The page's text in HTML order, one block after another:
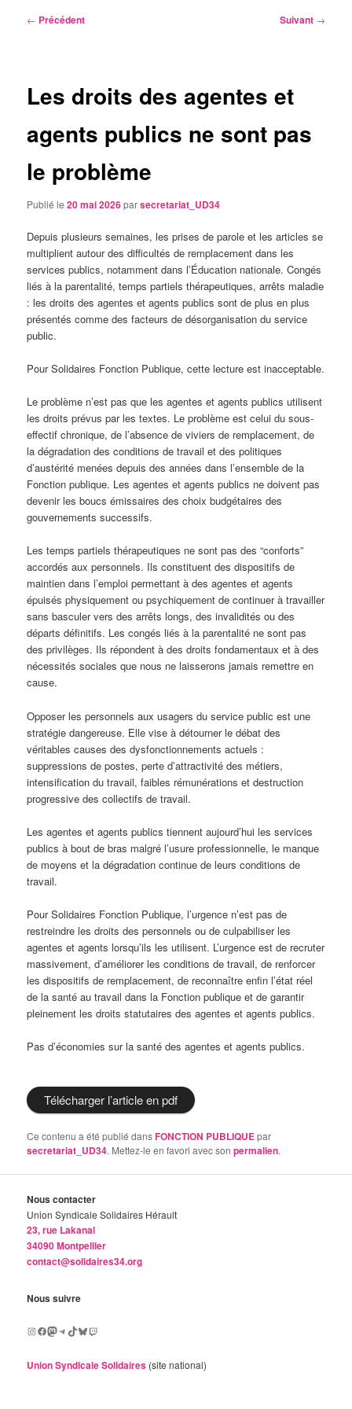
Navigation
← Précédent Suivant →
Les droits des agentes et
agents publics ne sont pas
le problème
Publié le20 mai 2026parsecretariat_UD34
Depuis plusieurs semaines, les prises de parole et les articles se
multiplient autour des difficultés de remplacement dans les
services publics, notamment dans l’Éducation nationale. Congés
liés à la parentalité, temps partiels thérapeutiques, arrêts maladie
: les droits des agentes et agents publics sont de plus en plus
présentés comme des facteurs de désorganisation du service
public.
Pour Solidaires Fonction Publique, cette lecture est inacceptable.
Le problème n’est pas que les agentes et agents publics utilisent
les droits prévus par les textes. Le problème est celui du sous-
effectif chronique, de l’absence de viviers de remplacement, de
la dégradation des conditions de travail et des politiques
d’austérité menées depuis des années dans l’ensemble de la
Fonction publique. Les agentes et agents publics ne doivent pas
devenir les boucs émissaires des choix budgétaires des
gouvernements successifs.
Les temps partiels thérapeutiques ne sont pas des “conforts”
accordés aux personnels. Ils constituent des dispositifs de
maintien dans l’emploi permettant à des agentes et agents
épuisés physiquement ou psychiquement de continuer à travailler
sans basculer vers des arrêts longs, des invalidités ou des
départs définitifs. Les congés liés à la parentalité ne sont pas
des privilèges. Ils répondent à des droits fondamentaux et à des
nécessités sociales que nous ne laisserons jamais remettre en
cause.
Opposer les personnels aux usagers du service public est une
stratégie dangereuse. Elle vise à détourner le débat des
véritables causes des dysfonctionnements actuels :
suppressions de postes, perte d’attractivité des métiers,
intensification du travail, faibles rémunérations et destruction
progressive des collectifs de travail.
Les agentes et agents publics tiennent aujourd’hui les services
publics à bout de bras malgré l’usure professionnelle, le manque
de moyens et la dégradation continue de leurs conditions de
travail.
Pour Solidaires Fonction Publique, l’urgence n’est pas de
restreindre les droits des personnels ou de culpabiliser les
agentes et agents lorsqu’ils les utilisent. L’urgence est de recruter
massivement, d’améliorer les conditions de travail, de renforcer
les dispositifs de remplacement, de reconnaître enfin l’état réel
de la santé au travail dans la Fonction publique et de garantir
pleinement les droits statutaires des agentes et agents publics.
Pas d’économies sur la santé des agentes et agents publics.
Télécharger l’article en pdf
Ce contenu a été publié dansFONCTION PUBLIQUEpar
secretariat_UD34. Mettez-le en favori avec sonpermalien.
Nous contacter
Union Syndicale Solidaires Hérault
23, rue Lakanal
34090 Montpellier
contact@solidaires34.org
Nous suivre
Instagram
Facebook
Mastodon
Telegram
TikTok
Bluesky
Twitch
Union Syndicale Solidaires (site national)